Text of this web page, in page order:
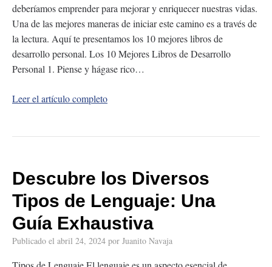
deberíamos emprender para mejorar y enriquecer nuestras vidas.
Una de las mejores maneras de iniciar este camino es a través de
la lectura. Aquí te presentamos los 10 mejores libros de
desarrollo personal. Los 10 Mejores Libros de Desarrollo
Personal 1. Piense y hágase rico…
Leer el artículo completo
Descubre los Diversos
Tipos de Lenguaje: Una
Guía Exhaustiva
Publicado el abril 24, 2024 por Juanito Navaja